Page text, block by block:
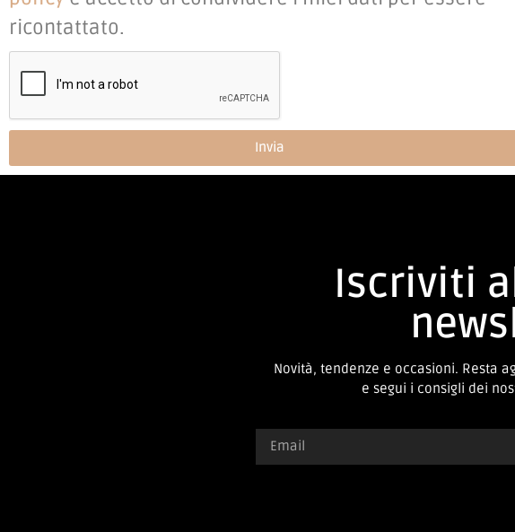
ricontattato.
Invia
Iscriviti
Novità, tendenze e occasioni. Resta
e segui i consigli dei